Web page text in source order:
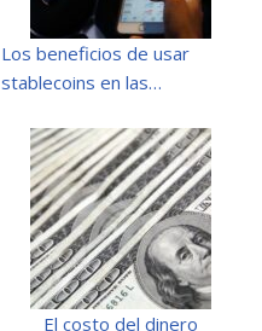
Los beneficios de usar
stablecoins en las…
El costo del dinero